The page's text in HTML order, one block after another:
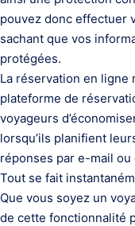
pouvez donc effectuer
sachant que vos
protégées.
La réservation en
plateforme de
voyageurs
lorsqu’ils planifient
réponses par e-mail ou
Tout se fait
Que vous soyez un
de cette fonctionnalité